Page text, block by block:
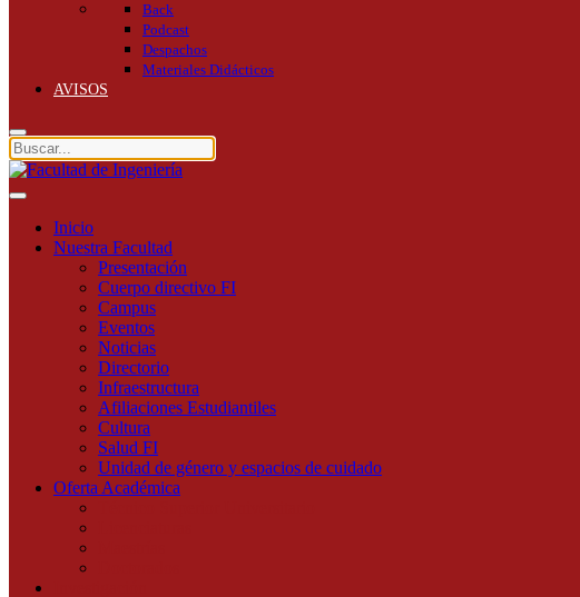
Back
Podcast
Despachos
Materiales Didácticos
AVISOS
Inicio
Nuestra Facultad
Presentación
Cuerpo directivo FI
Campus
Eventos
Noticias
Directorio
Infraestructura
Afiliaciones Estudiantiles
Cultura
Salud FI
Unidad de género y espacios de cuidado
Oferta Académica